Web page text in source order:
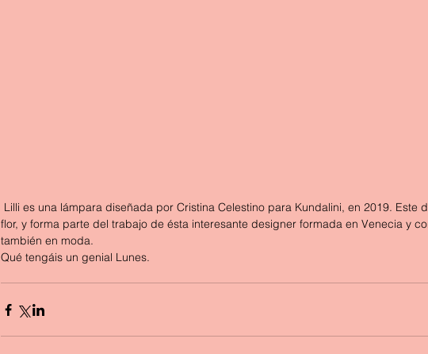
flor, y forma parte del trabajo de ésta interesante designer formada en Venecia y
también en moda.
Qué tengáis un genial Lunes.